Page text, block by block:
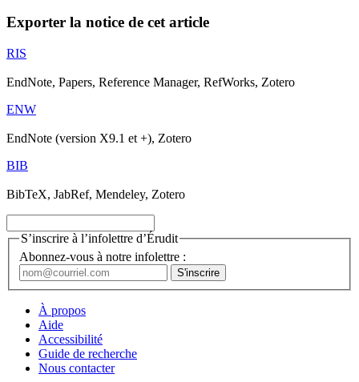
Exporter la notice de cet article
RIS
EndNote, Papers, Reference Manager, RefWorks, Zotero
ENW
EndNote (version X9.1 et +), Zotero
BIB
BibTeX, JabRef, Mendeley, Zotero
S’inscrire à l’infolettre d’Érudit
Abonnez-vous à notre infolettre :
À propos
Aide
Accessibilité
Guide de recherche
Nous contacter